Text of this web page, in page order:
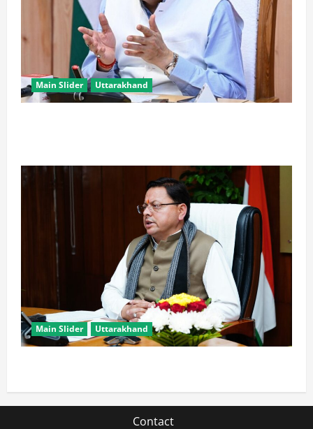
Main Slider Uttarakhand
Main Slider Uttarakhand
Contact